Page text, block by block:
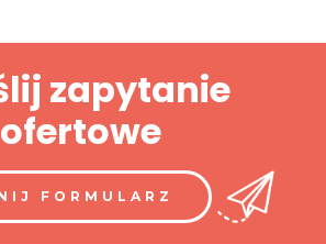
zapytanie
ofertowe
FORMULARZ